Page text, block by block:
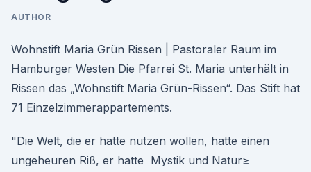
AUTHOR
Wohnstift Maria Grün Rissen | Pastoraler Raum im
Hamburger Westen Die Pfarrei St. Maria unterhält in
Rissen das „Wohnstift Maria Grün-Rissen“. Das Stift hat
71 Einzelzimmerappartements.
"Die Welt, die er hatte nutzen wollen, hatte einen
ungeheuren Riß, er hatte Mystik und Natur≥